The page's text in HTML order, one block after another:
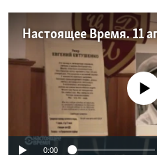
Настоящее Время. 11
No media source
0:00